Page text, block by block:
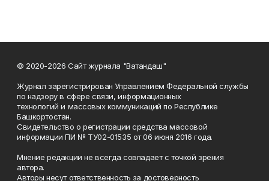
© 2020-2026 Сайт журнала "Ватандаш"
Журнал зарегистрирован Управлением Федеральной службы
по надзору в сфере связи, информационных
технологий и массовых коммуникаций по Республике
Башкортостан.
Свидетельство о регистрации средства массовой
информации ПИ № ТУ02-01535 от 06 июня 2016 года.
Мнение редакции не всегда совпадает с точкой зрения
автора.
Авторы несут ответственность за достоверность